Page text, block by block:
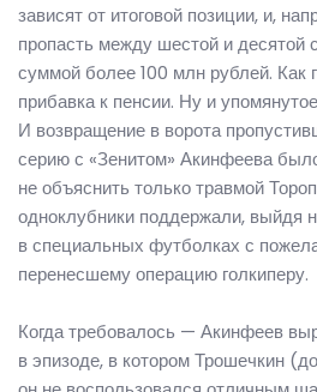
зависят от итоговой позиции, и,
пропасть между шестой и десятой
суммой более 100 млн рублей. Как
прибавка к пенсии. Ну и
И возвращение в ворота
серию с «Зенитом» Акинфеева
не объяснить только травмой
одноклубники поддержали, выйдя
в специальных футболках с
перенесшему операцию голкиперу.
Когда требовалось — Акинфеев
в эпизоде, в котором Трошечкин